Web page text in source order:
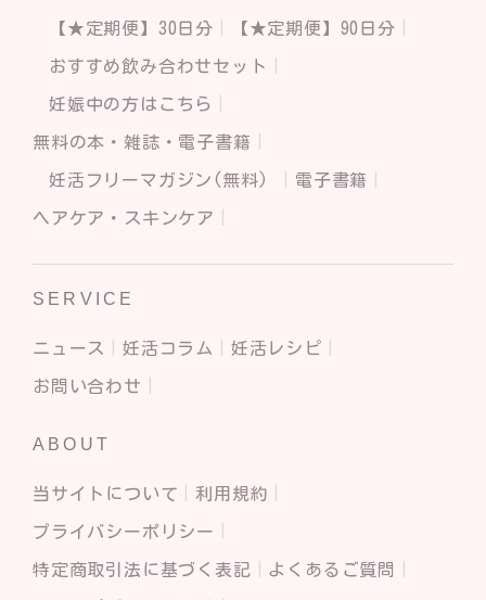
【★定期便】30日分 【★定期便】90日分
おすすめ飲み合わせセット
妊娠中の方はこちら
無料の本・雑誌・電子書籍
妊活フリーマガジン(無料) 電子書籍
ヘアケア・スキンケア
SERVICE
ニュース 妊活コラム 妊活レシピ
お問い合わせ
ABOUT
当サイトについて 利用規約
プライバシーポリシー
特定商取引法に基づく表記 よくあるご質問